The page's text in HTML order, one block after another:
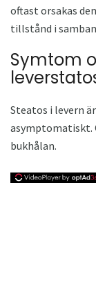
oftast orsakas
tillstånd i
Symtom
Steatos i levern
asymptomatiskt.
bukhålan.